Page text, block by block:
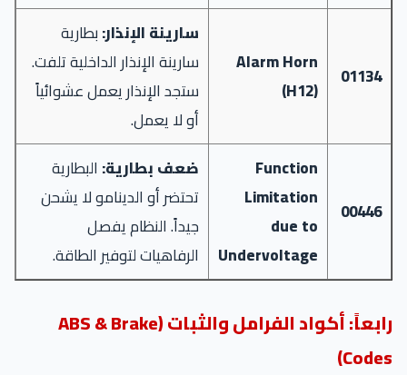
01134
Alarm Horn
(H12)
سارينة الإنذار:بطارية
سارينة الإنذار الداخلية تلفت.
ستجد الإنذار يعمل عشوائياً
أو لا يعمل.
00446
Function
Limitation
due to
Undervoltage
ضعف بطارية: البطارية
تحتضر أو الدينامو لا يشحن
جيداً. النظام يفصل
الرفاهيات لتوفير الطاقة.
رابعاً: أكواد الفرامل والثبات (ABS & Brake
Codes)